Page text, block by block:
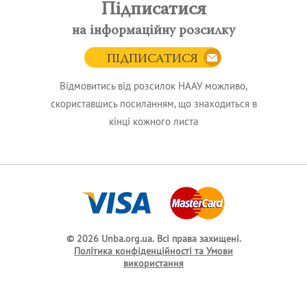
Підписатися
на інформаційну розсилку
ПІДПИСАТИСЯ
Відмовитись від розсилок НААУ можливо,
скориставшись посиланням, що знаходиться в
кінці кожного листа
© 2026 Unba.org.ua. Всі права захищені.
Політика конфіденційності та Умови
використання